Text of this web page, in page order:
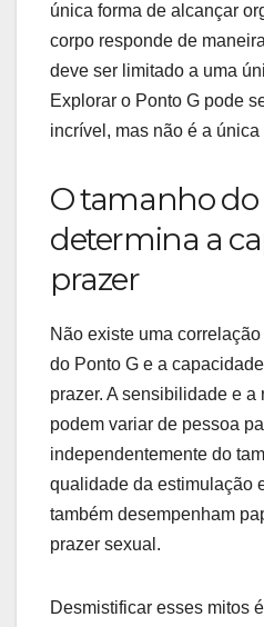
única forma de alcançar
corpo responde de
deve ser limitado a uma
Explorar o Ponto G pode
incrível, mas não é a
O tamanho do
determina a
prazer
Não existe uma
do Ponto G e a
prazer. A sensibilidade e
podem variar de pessoa
independentemente do
qualidade da estimulação
também desempenham
prazer sexual.
Desmistificar esses mitos